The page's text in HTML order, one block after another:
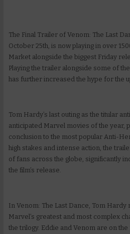
The Final Trailer of Venom: The Last
October 25th, is now playing in over
Market alongside the biggest Friday
Playing the trailer alongside some of
has further increased the hype for the
Tom Hardy’s last outing as the titular
anticipated Marvel movies of the year,
conclusion to the most popular Anti-
high stakes and intense action, the
of fans across the globe, significantly
the film’s release.
In Venom: The Last Dance, Tom
Marvel’s greatest and most complex
the trilogy. Eddie and Venom are on